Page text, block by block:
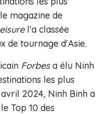
magazine de
l'a classée
de tournage d'Asie.
Forbesa élu Ninh
les plus
2024, Ninh Binh a
Top 10 des